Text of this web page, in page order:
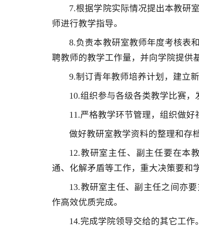
7.根据学院实际情况提出本教研
师进行教学指导。
8.负责本教研室教师年度考核表
聘教师的教学工作量，并向学院提供
9.制订青年教师培养计划，建立
10.组织参与各级各类教学比赛，
11.严格教学环节管理，组织做好
做好教研室教学资料的整理和存
12.教研室主任、副主任要在本
通、化解矛盾等工作，重大决策要和
13.教研室主任、副主任之间亦
作高效优质完成。
14.完成学院领导交给的其它工作。